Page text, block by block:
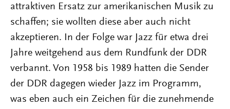
attraktiven Ersatz zur amerikanischen Musik zu
schaffen; sie wollten diese aber auch nicht
akzeptieren. In der Folge war Jazz für etwa drei
Jahre weitgehend aus dem Rundfunk der DDR
verbannt. Von 1958 bis 1989 hatten die Sender
der DDR dagegen wieder Jazz im Programm,
was eben auch ein Zeichen für die zunehmende